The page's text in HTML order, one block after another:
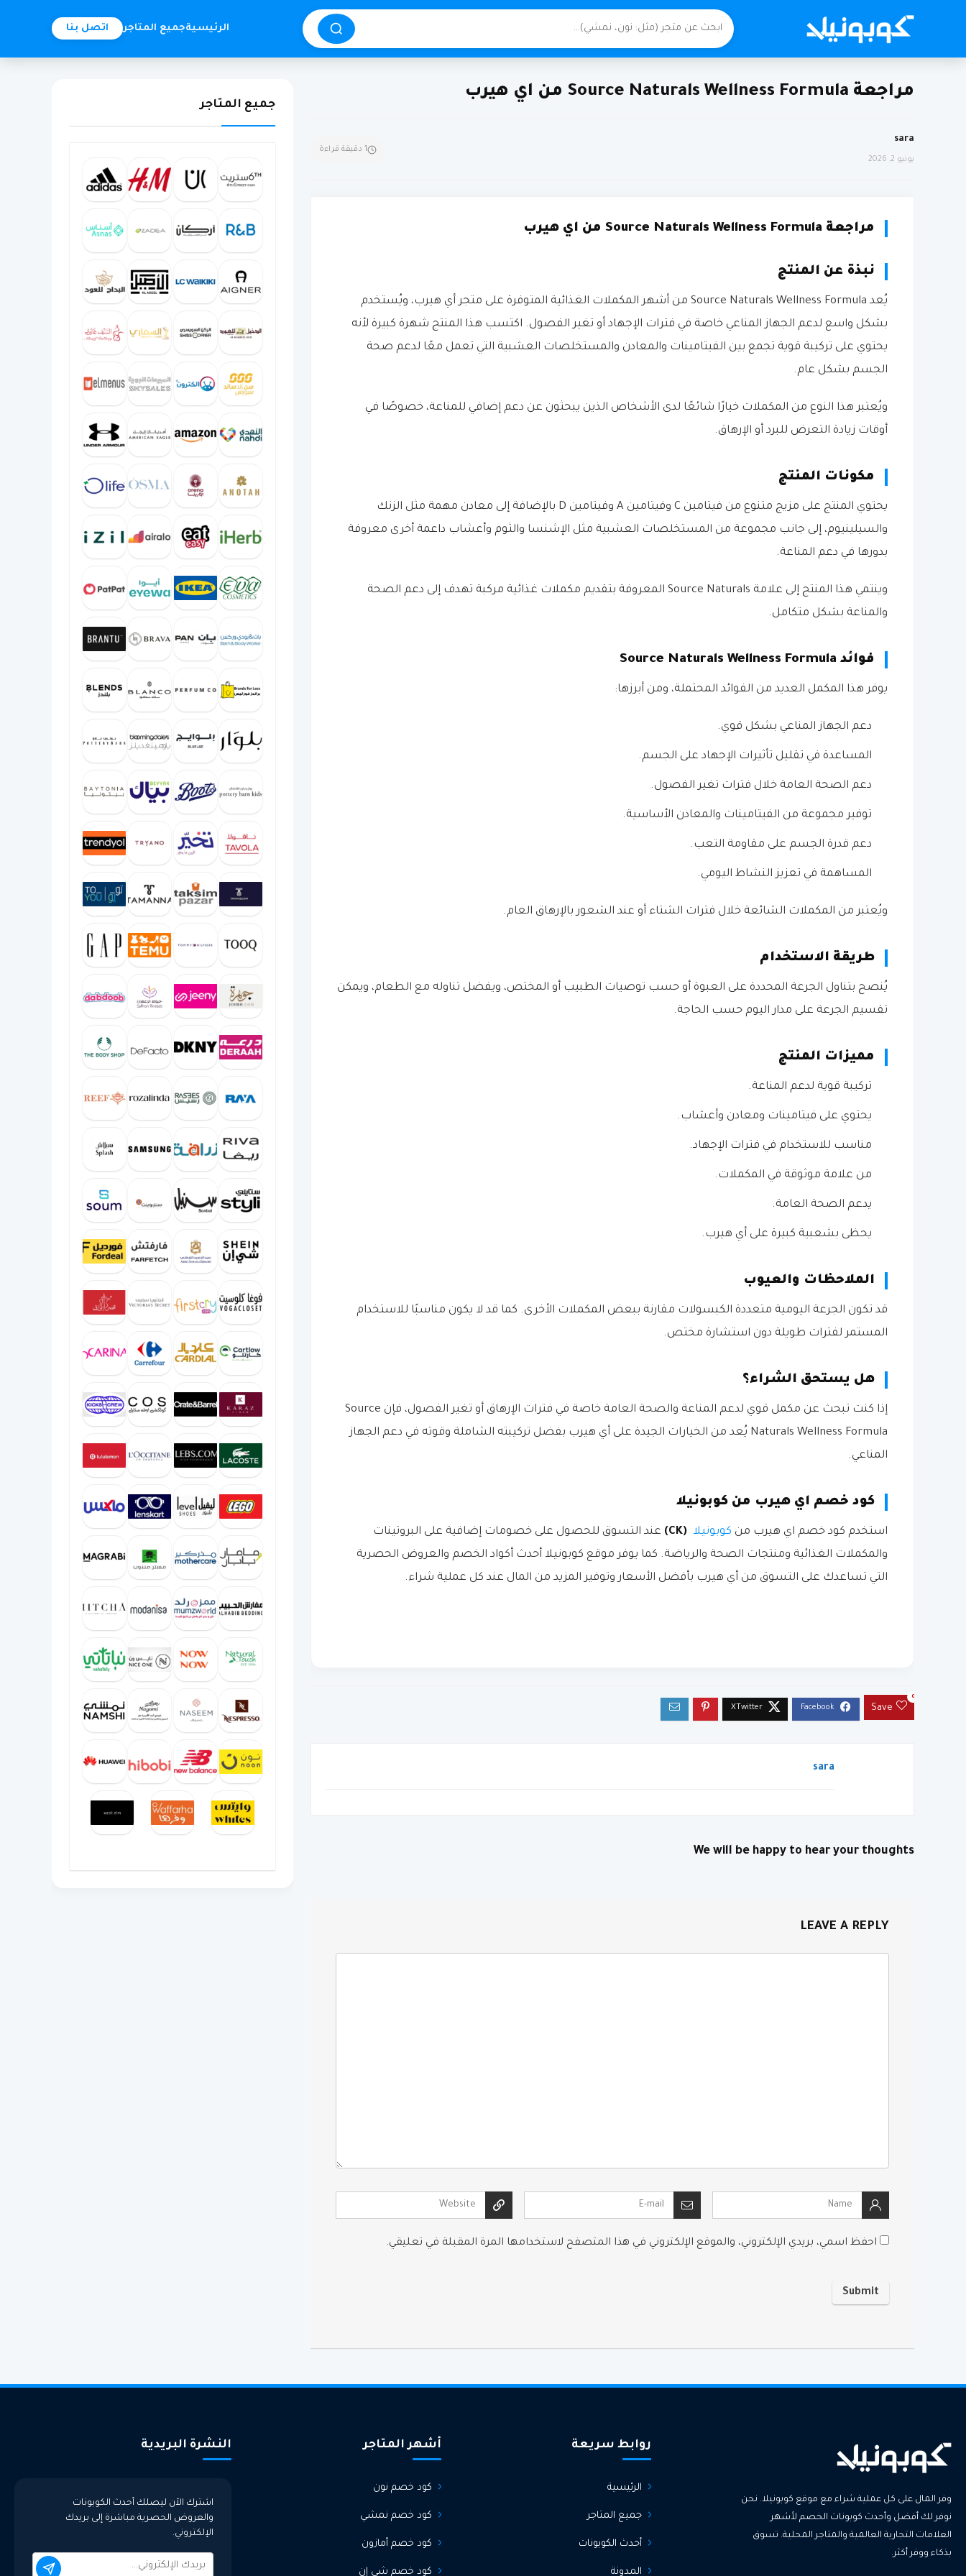
الرئيسيةجميع المتاجر اتصل بنا
مراجعة Source Naturals Wellness Formula من اي هيرب
sara
يونيو 2, 2026
1 دقيقة قراءة
مراجعة Source Naturals Wellness Formula من اي هيرب
نبذة عن المنتج
يُعد Source Naturals Wellness Formula من أشهر المكملات الغذائية المتوفرة على متجر أي هيرب، ويُستخدم
بشكل واسع لدعم الجهاز المناعي خاصة في فترات الإجهاد أو تغير الفصول. اكتسب هذا المنتج شهرة كبيرة لأنه
يحتوي على تركيبة قوية تجمع بين الفيتامينات والمعادن والمستخلصات العشبية التي تعمل معًا لدعم صحة
الجسم بشكل عام.
ويُعتبر هذا النوع من المكملات خيارًا شائعًا لدى الأشخاص الذين يبحثون عن دعم إضافي للمناعة، خصوصًا في
أوقات زيادة التعرض للبرد أو الإرهاق.
مكونات المنتج
يحتوي المنتج على مزيج متنوع من فيتامين C وفيتامين A وفيتامين D بالإضافة إلى معادن مهمة مثل الزنك
والسيلينيوم، إلى جانب مجموعة من المستخلصات العشبية مثل الإشنسا والثوم وأعشاب داعمة أخرى معروفة
بدورها في دعم المناعة.
وينتمي هذا المنتج إلى علامة Source Naturals المعروفة بتقديم مكملات غذائية مركبة تهدف إلى دعم الصحة
والمناعة بشكل متكامل.
فوائد Source Naturals Wellness Formula
يوفر هذا المكمل العديد من الفوائد المحتملة، ومن أبرزها:
دعم الجهاز المناعي بشكل قوي.
المساعدة في تقليل تأثيرات الإجهاد على الجسم.
دعم الصحة العامة خلال فترات تغير الفصول.
توفير مجموعة من الفيتامينات والمعادن الأساسية.
دعم قدرة الجسم على مقاومة التعب.
المساهمة في تعزيز النشاط اليومي.
ويُعتبر من المكملات الشائعة خلال فترات الشتاء أو عند الشعور بالإرهاق العام.
طريقة الاستخدام
يُنصح بتناول الجرعة المحددة على العبوة أو حسب توصيات الطبيب أو المختص، ويفضل تناوله مع الطعام، ويمكن
تقسيم الجرعة على مدار اليوم حسب الحاجة.
مميزات المنتج
تركيبة قوية لدعم المناعة.
يحتوي على فيتامينات ومعادن وأعشاب.
مناسب للاستخدام في فترات الإجهاد.
من علامة موثوقة في المكملات.
يدعم الصحة العامة.
يحظى بشعبية كبيرة على أي هيرب.
الملاحظات والعيوب
قد تكون الجرعة اليومية متعددة الكبسولات مقارنة ببعض المكملات الأخرى. كما قد لا يكون مناسبًا للاستخدام
المستمر لفترات طويلة دون استشارة مختص.
هل يستحق الشراء؟
إذا كنت تبحث عن مكمل قوي لدعم المناعة والصحة العامة خاصة في فترات الإرهاق أو تغير الفصول، فإن Source
Naturals Wellness Formula يُعد من الخيارات الجيدة على أي هيرب بفضل تركيبته الشاملة وقوته في دعم الجهاز
المناعي.
كود خصم اي هيرب من كوبونيلا
استخدم كود خصم اي هيرب من كوبونيلا (CK)
عند التسوق للحصول على خصومات إضافية على البروتينات
والمكملات الغذائية ومنتجات الصحة والرياضة. كما يوفر موقع كوبونيلا أحدث أكواد الخصم والعروض الحصرية
التي تساعدك على التسوق من أي هيرب بأفضل الأسعار وتوفير المزيد من المال عند كل عملية شراء.
Save
0
sara
We will be happy to hear your thoughts
LEAVE A REPLY
احفظ اسمي، بريدي الإلكتروني، والموقع الإلكتروني في هذا المتصفح لاستخدامها المرة المقبلة في تعليقي.
وفر المال على كل عملية شراء مع موقع كوبونيلا. نحن
نوفر لك أفضل وأحدث كوبونات الخصم لأشهر
العلامات التجارية العالمية والمتاجر المحلية. تسوق
بذكاء ووفر أكثر.
روابط سريعة
الرئيسية
جميع المتاجر
أحدث الكوبونات
المدونة
أشهر المتاجر
كود خصم نون
كود خصم نمشي
كود خصم أمازون
كود خصم شي إن
النشرة البريدية
اشترك الآن ليصلك أحدث الكوبونات
والعروض الحصرية مباشرة إلى بريدك
الإلكتروني.